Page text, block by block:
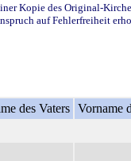
Kopie des Original-
auf Fehlerfreiheit
des Vaters Vorname